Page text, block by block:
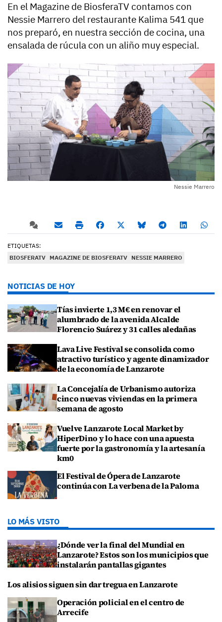
En el Magazine de BiosferaTV contamos con
Nessie Marrero del restaurante Kalima 541 que
nos preparó, en nuestra sección de cocina, una
ensalada de rúcula con un aliño muy especial.
Nessie Marrero
ETIQUETAS:
BIOSFERATV MAGAZINE DE BIOSFERATV NESSIE MARRERO
NOTICIAS DE HOY
Tías invierte 1,3 M€ en renovar el
alumbrado de la avenida Alcalde
Florencio Suárez y 31 calles aledañas
Lava Live Festival se consolida como
atractivo turístico y agente dinamizador
de la economía de Lanzarote
La Concejalía de Urbanismo autoriza
cinco nuevas viviendas en la primera
semana de agosto
Vuelve Lanzarote Local Market by
HiperDino y lo hace con una apuesta
fuerte por la gastronomía y la artesanía
km0
El Festival de Ópera de Lanzarote
continúa con La verbena de la Paloma
LO MÁS VISTO
¿Dónde ver la final del Mundial en
Lanzarote? Estos son los municipios que
instalarán pantallas gigantes
Los alisios siguen sin dar tregua en Lanzarote
Operación policial en el centro de
Arrecife